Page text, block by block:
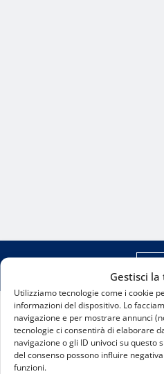
Gestisci
Utilizziamo tecnologie come i cookie
informazioni del dispositivo. Lo
navigazione e per mostrare annunci
tecnologie ci consentirà di elaborare
navigazione o gli ID univoci su questo
del consenso possono influire
funzioni.
Home
Impianti di atletica
e lombardo